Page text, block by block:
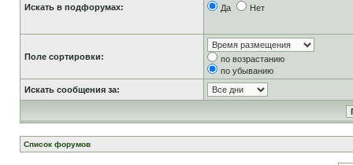
Искать в подфорумах: Да Нет
Поле сортировки:
по возрастанию
по убыванию
Искать сообщения за:
Список форумов